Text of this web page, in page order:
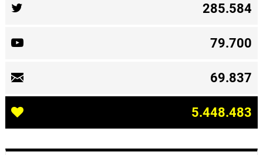
285.584
79.700
69.837
5.448.483